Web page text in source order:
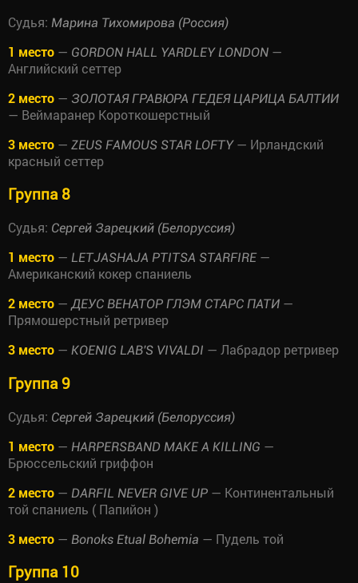
Судья: Марина Тихомирова (Россия)
1 место — GORDON HALL YARDLEY LONDON —
Английский сеттер
2 место — ЗОЛОТАЯ ГРАВЮРА ГЕДЕЯ ЦАРИЦА БАЛТИИ
— Веймаранер Короткошерстный
3 место — ZEUS FAMOUS STAR LOFTY— Ирландский
красный сеттер
Группа 8
Судья: Сергей Зарецкий (Белоруссия)
1 место — LETJASHAJA PTITSA STARFIRE —
Американский кокер спаниель
2 место — ДЕУС ВЕНАТОР ГЛЭМ СТАРС ПАТИ —
Прямошерстный ретривер
3 место — KOENIG LAB'S VIVALDI — Лабрадор ретривер
Группа 9
Судья: Сергей Зарецкий (Белоруссия)
1 место — HARPERSBAND MAKE A KILLING —
Брюссельский гриффон
2 место — DARFIL NEVER GIVE UP — Континентальный
той спаниель ( Папийон )
3 место — Bonoks Etual Bohemia — Пудель той
Группа 10